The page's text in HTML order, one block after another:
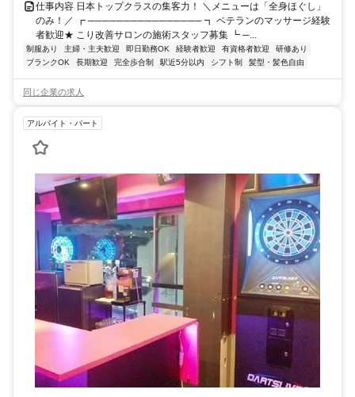
仕事内容 日本トップクラスの集客力！ ＼メニューは「全身ほぐし」
のみ！／ ┏ ──────────────── ┓ ベテランのマッサージ経験
者歓迎★ こり改善サロンの施術スタッフ募集 ┗ ─...
制服あり 主婦・主夫歓迎 即日勤務OK 経験者歓迎 有資格者歓迎
研修あり
ブランクOK
長期歓迎 完全歩合制 駅近5分以内 シフト制 髪型・髪色自由
同じ企業の求人
アルバイト・パート